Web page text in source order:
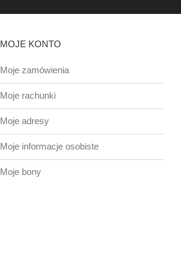
MOJE KONTO
Moje zamówienia
Moje rachunki
Moje adresy
Moje informacje osobiste
Moje bony